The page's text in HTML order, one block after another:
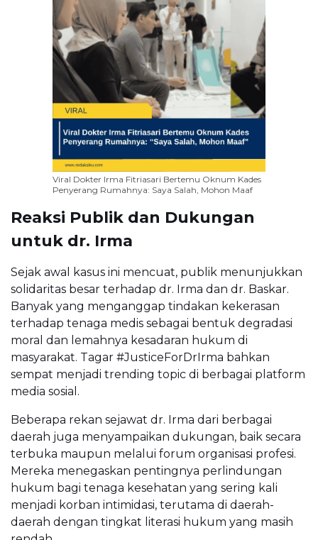
Viral Dokter Irma Fitriasari Bertemu Oknum Kades
Penyerang Rumahnya: Saya Salah, Mohon Maaf
Reaksi Publik dan Dukungan
untuk dr. Irma
Sejak awal kasus ini mencuat, publik menunjukkan
solidaritas besar terhadap dr. Irma dan dr. Baskar.
Banyak yang menganggap tindakan kekerasan
terhadap tenaga medis sebagai bentuk degradasi
moral dan lemahnya kesadaran hukum di
masyarakat. Tagar #JusticeForDrIrma bahkan
sempat menjadi trending topic di berbagai platform
media sosial.
Beberapa rekan sejawat dr. Irma dari berbagai
daerah juga menyampaikan dukungan, baik secara
terbuka maupun melalui forum organisasi profesi.
Mereka menegaskan pentingnya perlindungan
hukum bagi tenaga kesehatan yang sering kali
menjadi korban intimidasi, terutama di daerah-
daerah dengan tingkat literasi hukum yang masih